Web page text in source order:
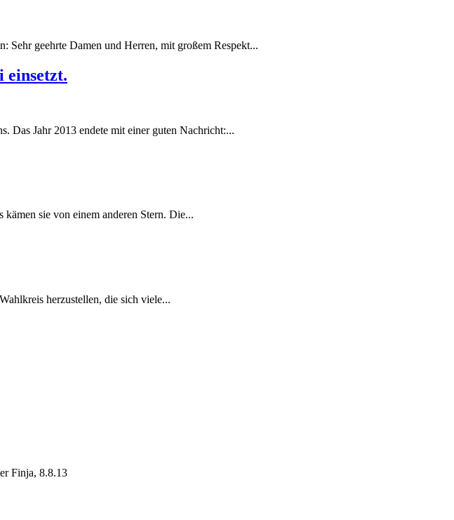
geehrte Damen und Herren, mit großem Respekt...
einsetzt.
Das Jahr 2013 endete mit einer guten Nachricht:...
sie von einem anderen Stern. Die...
herzustellen, die sich viele...
Finja, 8.8.13